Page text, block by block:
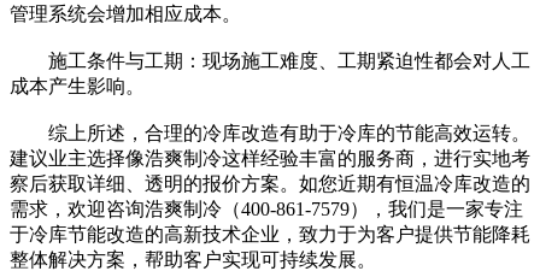
管理系统会增加相应成本。
施工条件与工期：现场施工难度、工期紧迫性都会对人工
成本产生影响。
综上所述，合理的冷库改造有助于冷库的节能高效运转。
建议业主选择像浩爽制冷这样经验丰富的服务商，进行实地考
察后获取详细、透明的报价方案。如您近期有恒温冷库改造的
需求，欢迎咨询浩爽制冷（400-861-7579），我们是一家专注
于冷库节能改造的高新技术企业，致力于为客户提供节能降耗
整体解决方案，帮助客户实现可持续发展。